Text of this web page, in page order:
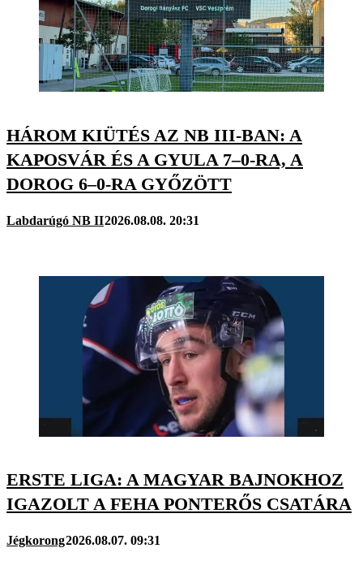
HÁROM KIÜTÉS AZ NB III-BAN: A
KAPOSVÁR ÉS A GYULA 7–0-RA, A
DOROG 6–0-RA GYŐZÖTT
Labdarúgó NB II2026.08.08. 20:31
ERSTE LIGA: A MAGYAR BAJNOKHOZ
IGAZOLT A FEHA PONTERŐS CSATÁRA
Jégkorong2026.08.07. 09:31